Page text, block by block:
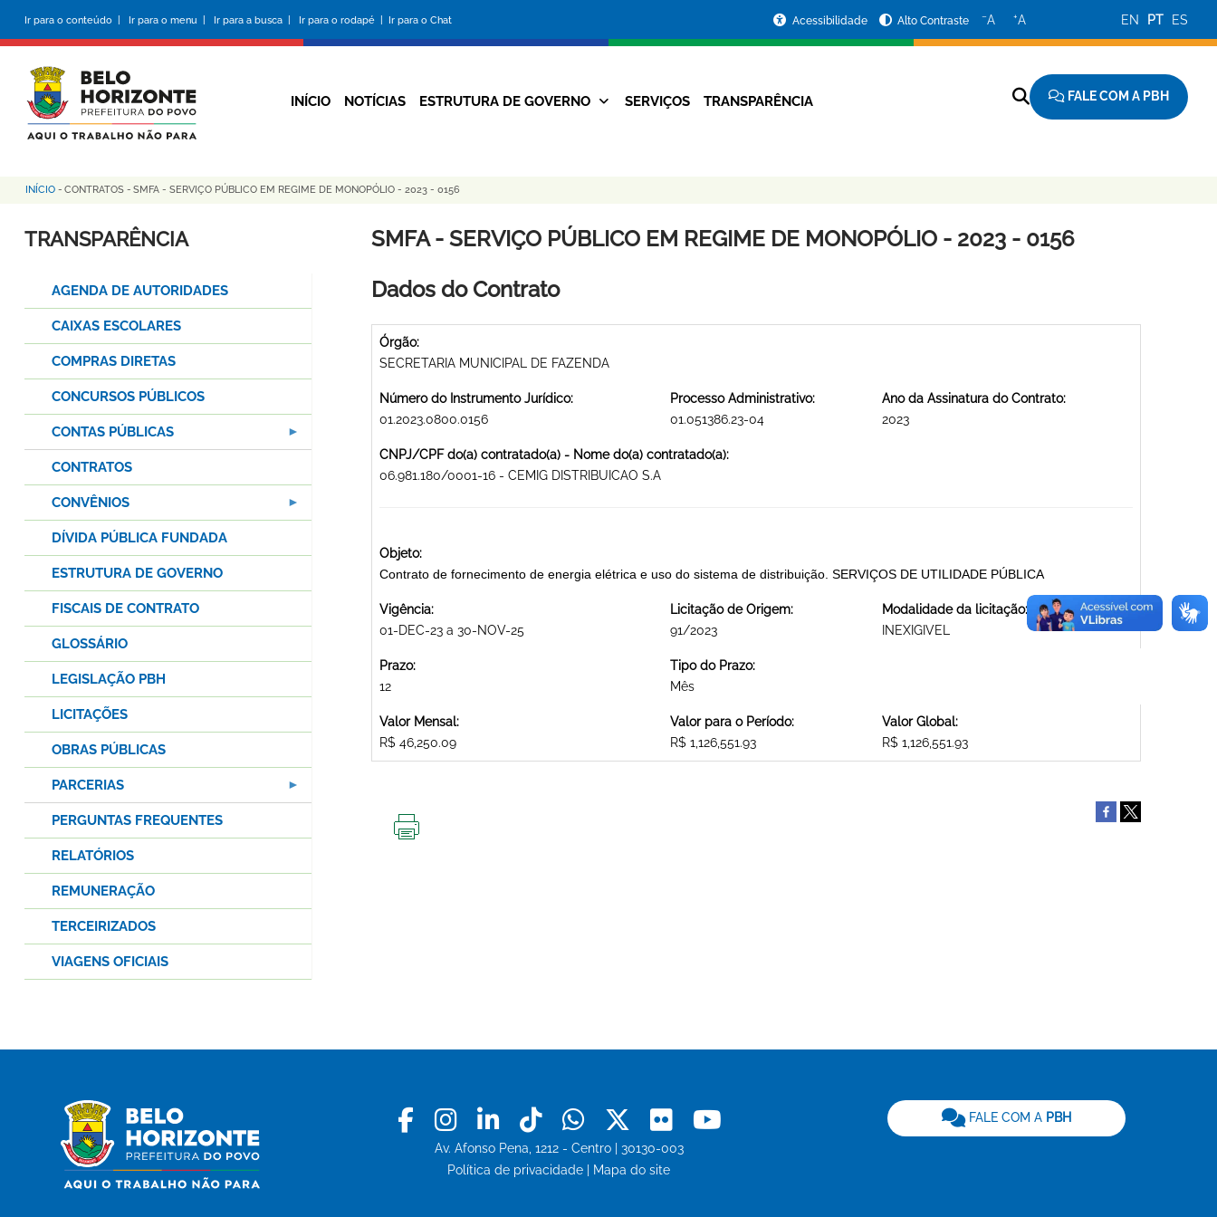
conteúdo
principal
Ir para o conteúdo | Ir para o menu | Ir para a busca | Ir para o rodapé | Ir para o Chat
da
Prefeitura
Acessibilidade Alto Contraste −A +A EN PT ES
Navegação
INÍCIO NOTÍCIAS ESTRUTURA DE GOVERNO SERVIÇOS TRANSPARÊNCIA FALE COM A PBH
Trilha
de
INÍCIO - CONTRATOS - SMFA - SERVIÇO PÚBLICO EM REGIME DE MONOPÓLIO - 2023 - 0156
SMFA - SERVIÇO PÚBLICO EM REGIME DE MONOPÓLIO - 2023 - 0156
Dados do Contrato
Órgão:
SECRETARIA MUNICIPAL DE FAZENDA
Número do Instrumento Jurídico:
01.2023.0800.0156
Processo Administrativo:
01.051386.23-04
Ano da Assinatura do Contrato:
2023
CNPJ/CPF do(a) contratado(a) - Nome do(a) contratado(a):
06.981.180/0001-16 - CEMIG DISTRIBUICAO S.A
Objeto:
Contrato de fornecimento de energia elétrica e uso do sistema de distribuição. SERVIÇOS DE UTILIDADE PÚBLICA
Vigência:
01-DEC-23 a 30-NOV-25
Licitação de Origem:
91/2023
Modalidade da licitação:
INEXIGIVEL
Prazo:
12
Tipo do Prazo:
Mês
Valor Mensal:
R$ 46,250.09
Valor para o Período:
R$ 1,126,551.93
Valor Global:
R$ 1,126,551.93
TRANSPARÊNCIA
AGENDA DE AUTORIDADES
CAIXAS ESCOLARES
COMPRAS DIRETAS
CONCURSOS PÚBLICOS
CONTAS PÚBLICAS
CONTRATOS
CONVÊNIOS
DÍVIDA PÚBLICA FUNDADA
ESTRUTURA DE GOVERNO
FISCAIS DE CONTRATO
GLOSSÁRIO
LEGISLAÇÃO PBH
LICITAÇÕES
OBRAS PÚBLICAS
PARCERIAS
PERGUNTAS FREQUENTES
RELATÓRIOS
REMUNERAÇÃO
TERCEIRIZADOS
VIAGENS OFICIAIS
Facebook
Instagram
LinkedinTiktokWhatsapp
X Flickr
Av. Afonso Pena, 1212 - Centro | 30130-003
Política de privacidade
Mapa do site
FALE COM A PBH